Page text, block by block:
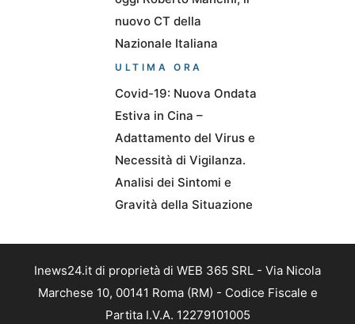
nuovo CT della
Nazionale Italiana
ULTIMA ORA
Covid-19: Nuova Ondata
Estiva in Cina –
Adattamento del Virus e
Necessità di Vigilanza.
Analisi dei Sintomi e
Gravità della Situazione
Inews24.it di proprietà di WEB 365 SRL - Via Nicola
Marchese 10, 00141 Roma (RM) - Codice Fiscale e
Partita I.V.A. 12279101005